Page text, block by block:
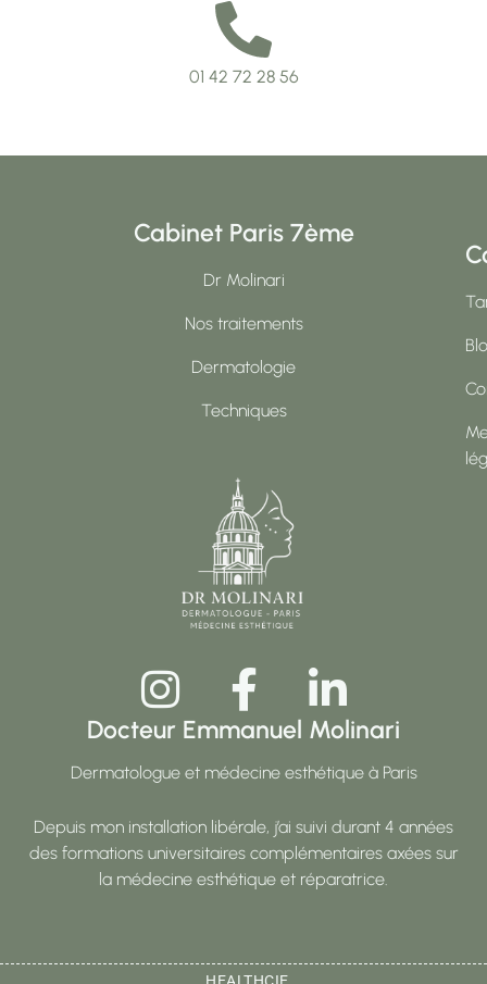
01 42 72 28 56
Cabinet Paris 7ème
Dr Molinari
Nos traitements
Dermatologie
Techniques
Docteur Emmanuel Molinari
Dermatologue et médecine esthétique à Paris
Depuis mon installation libérale, j’ai suivi durant 4 années
des formations universitaires complémentaires axées sur
la médecine esthétique et réparatrice.
HEALTHCIE